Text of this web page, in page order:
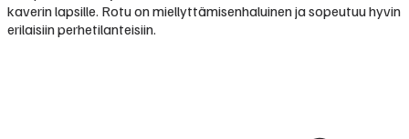
kaverin lapsille. Rotu on miellyttämisenhaluinen ja sopeutuu hyvin
erilaisiin perhetilanteisiin.